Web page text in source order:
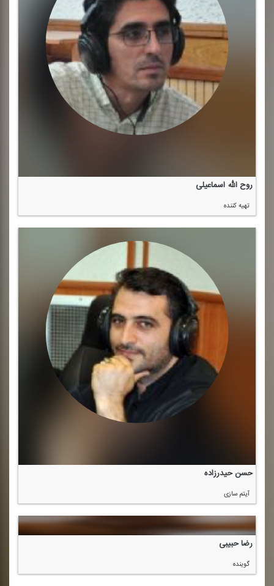
روح الله اسماعیلی
تهیه كننده
حسن حیدرزاده
آیتم سازی
رضا حبیبی
گوینده